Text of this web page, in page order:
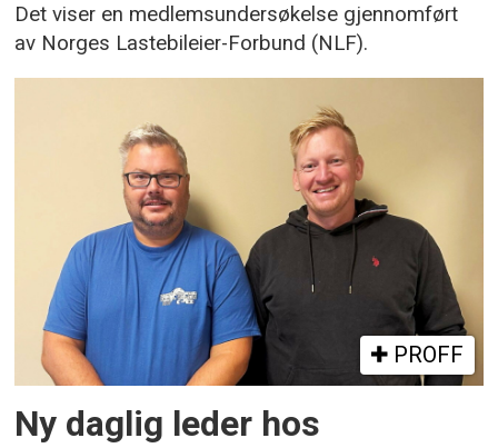
Det viser en medlemsundersøkelse gjennomført
av Norges Lastebileier-Forbund (NLF).
PROFF
Ny daglig leder hos